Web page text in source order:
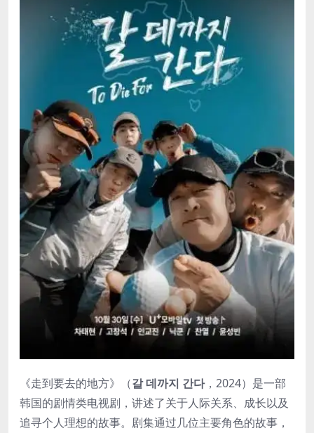
《走到要去的地方》（갈 데까지 간다，2024）是一部
韩国的剧情类电视剧，讲述了关于人际关系、成长以及
追寻个人理想的故事。剧集通过几位主要角色的故事，